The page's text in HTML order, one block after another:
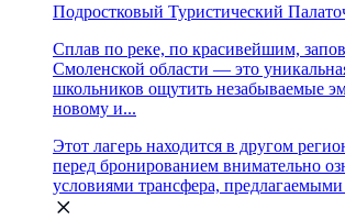
Подростковый Туристический
Сплав по реке, по красивейшим,
Смоленской области — это
школьников ощутить незабываемые
новому и...
Этот лагерь находится в другом
перед бронированием внимательно
условиями трансфера,